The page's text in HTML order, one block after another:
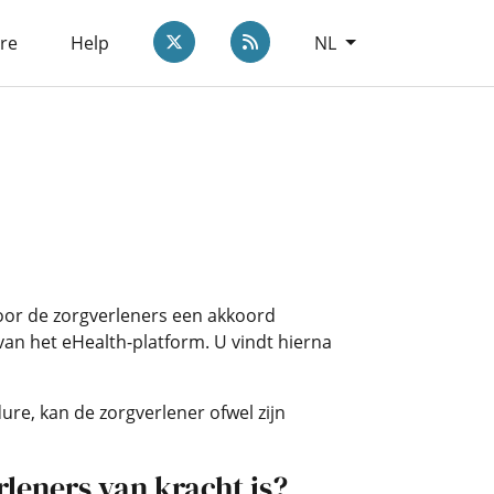
Help Twitter rss.link.label
NL
de zorgverleners een akkoord
het eHealth-platform. U vindt hierna
kan de zorgverlener ofwel zijn